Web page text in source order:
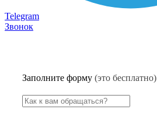
Telegram
Звонок
Заполните форму (это бесплатно)